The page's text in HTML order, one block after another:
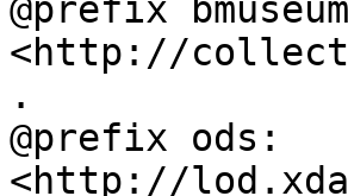
@prefix
<http://
.
@prefix ods:
<http://